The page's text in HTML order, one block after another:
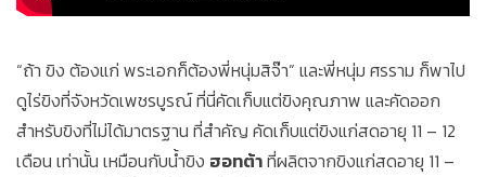
“ถ้า ขิง ต้องแก่ พระเอกก็ต้องพี่หนุ่มสิจ๊า” และพี่หนุ่ม ศรราม ก็พาไป
ดูไร่ขิงที่จังหวัดเพชรบูรณ์ ที่นี่คัดเก็บแต่ขิงคุณภาพ และคัดออก
สำหรับขิงที่ไม่ได้มาตรฐาน ที่สำคัญ คัดเก็บแต่ขิงแก่สดอายุ 11 – 12
เดือน เท่านั้น เหมือนกับน้ำขิง ฮอทต้าที่ผลิตจากขิงแก่สดอายุ 11 –